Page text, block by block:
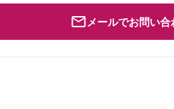
メールでお問い合